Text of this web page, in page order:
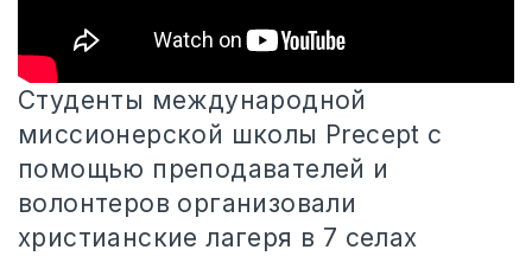
Студенты международной
миссионерской школы Precept с
помощью преподавателей и
волонтеров организовали
христианские лагеря в 7 селах